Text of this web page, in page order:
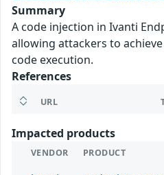
Summary
A code injection in Ivanti
allowing attackers to
code execution.
References
URL
Impacted products
VENDOR PRODUCT